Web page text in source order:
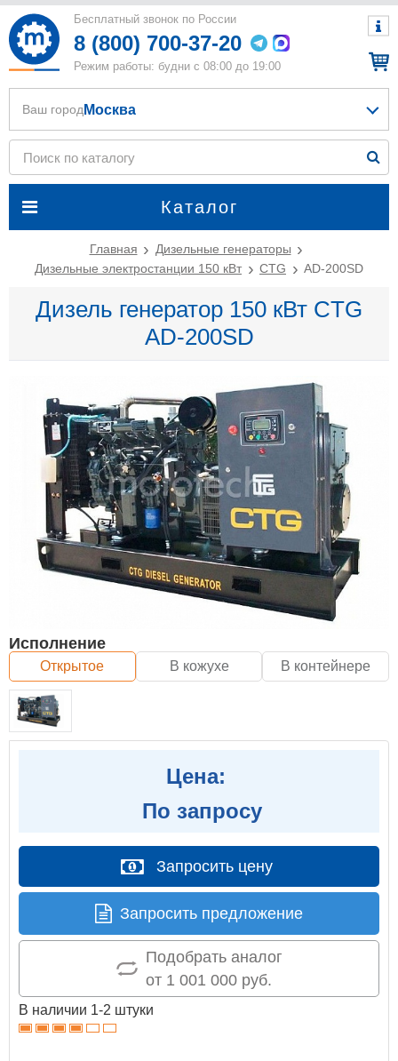
Бесплатный звонок по России
8 (800) 700-37-20
Режим работы: будни с 08:00 до 19:00
Каталог
Ваш город Москва
Главная
Дизельные генераторы
Дизельные электростанции 150 кВт
CTG AD-200SD
Дизель генератор 150 кВт CTG
AD-200SD
Исполнение
Открытое В кожухе В контейнере
Цена:
По запросу
Запросить цену
Запросить предложение
Подобрать аналог
от 1 001 000 руб.
В наличии 1-2 штуки